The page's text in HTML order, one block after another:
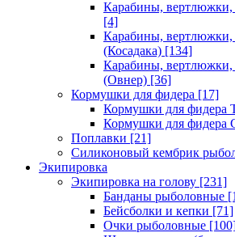
Карабины, вертлюжки,
[4]
Карабины, вертлюжки,
(Косадака) [134]
Карабины, вертлюжки,
(Овнер) [36]
Кормушки для фидера [17]
Кормушки для фидера
Кормушки для фидера
Поплавки [21]
Силиконовый кембрик
Экипировка
Экипировка на голову [231]
Банданы рыболовные
Бейсболки и кепки [71]
Очки рыболовные